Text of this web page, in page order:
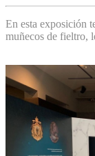
En esta exposición
muñecos de fieltro,